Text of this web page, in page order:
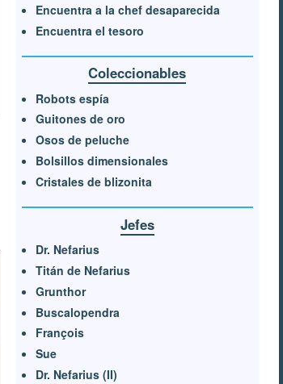
Encuentra a la chef desaparecida
Encuentra el tesoro
Coleccionables
Robots espía
Guitones de oro
Osos de peluche
Bolsillos dimensionales
Cristales de blizonita
Jefes
Dr. Nefarius
Titán de Nefarius
Grunthor
Buscalopendra
François
Sue
Dr. Nefarius (II)